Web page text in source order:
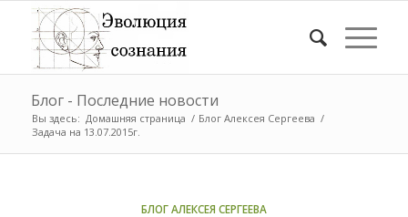
Блог - Последние новости
Вы здесь: Домашняя страница / Блог Алексея Сергеева /
Задача на 13.07.2015г.
БЛОГ АЛЕКСЕЯ СЕРГЕЕВА